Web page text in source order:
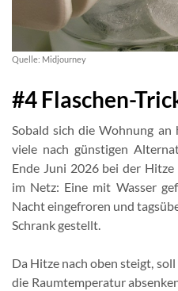
Quelle: Midjourney
#4 Flaschen-
Sobald sich die Wohnung an
viele nach günstigen
Ende Juni 2026 bei der
im Netz: Eine mit Wasser
Nacht eingefroren und
Schrank gestellt.
Da Hitze nach oben steigt,
die Raumtemperatur